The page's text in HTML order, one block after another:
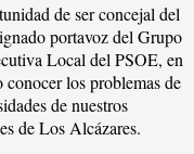
de ser concejal del
portavoz del Grupo
Local del PSOE, en
los problemas de
de nuestros
de Los Alcázares.